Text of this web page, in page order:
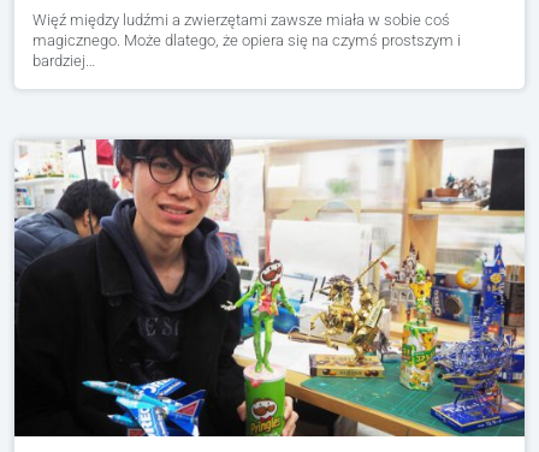
Więź między ludźmi a zwierzętami zawsze miała w sobie coś
magicznego. Może dlatego, że opiera się na czymś prostszym i
bardziej…